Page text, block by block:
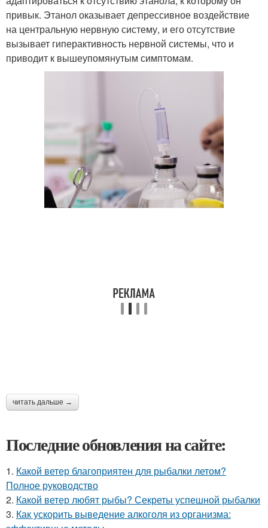
привык. Этанол оказывает депрессивное воздействие
на центральную нервную систему, и его отсутствие
вызывает гиперактивность нервной системы, что и
приводит к вышеупомянутым симптомам.
читать дальше →
Последние обновления на сайте:
1. Какой ветер благоприятен для рыбалки летом?
Полное руководство
2. Какой ветер любят рыбы? Секреты успешной рыбалки
3. Как ускорить выведение алкоголя из организма: